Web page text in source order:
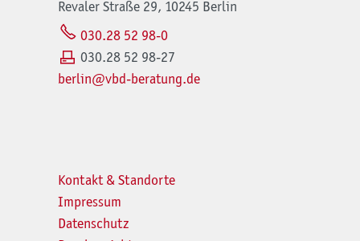
Revaler Straße 29, 10245 Berlin
030.28 52 98-0
030.28 52 98-27
b rl n vbd-b r t ng d
Kontakt & Standorte
Impressum
Datenschutz